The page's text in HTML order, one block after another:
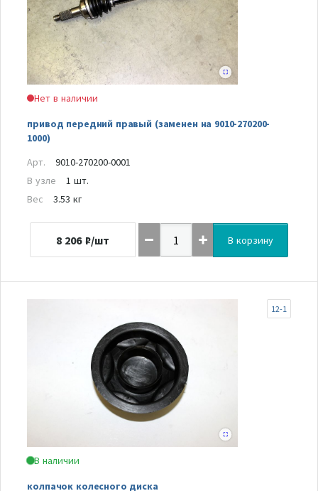
Нет в наличии
привод передний правый (заменен на 9010-270200-
1000)
Арт.
9010-270200-0001
В узле
1 шт.
Вес
3.53 кг
8 206 ₽/шт В корзину
В наличии
колпачок колесного диска
12-1